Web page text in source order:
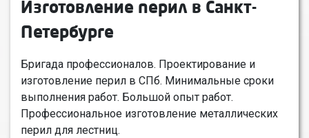
Изготовление перил в Санкт-
Петербурге
Бригада профессионалов. Проектирование и
изготовление перил в СПб. Минимальные сроки
выполнения работ. Большой опыт работ.
Профессиональное изготовление металлических
перил для лестниц.